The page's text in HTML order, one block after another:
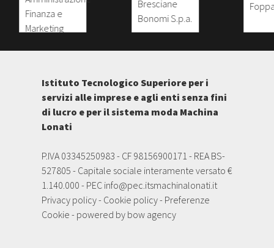
Istituto Tecnologico Superiore per i
servizi alle imprese e agli enti senza fini
di lucro e per il sistema moda Machina
Lonati
P.IVA 03345250983 - CF 98156900171 - REA BS-
527805 - Capitale sociale interamente versato €
1.140.000 - PEC info@pec.itsmachinalonati.it
Privacy policy- Cookie policy- Preferenze
Cookie - powered by bow agency